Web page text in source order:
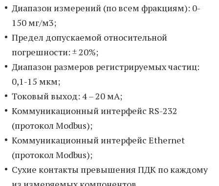
Диапазон измерений (по всем фракциям): 0-
150 мг/м3;
Предел допускаемой относительной
погрешности: ± 20%;
Диапазон размеров регистрируемых частиц:
0,1-15 мкм;
Токовый выход: 4 – 20 мА;
Коммуникационный интерфейс RS-232
(протокол Modbus);
Коммуникационный интерфейс Ethernet
(протокол Modbus);
Cухие контакты превышения ПДК по каждому